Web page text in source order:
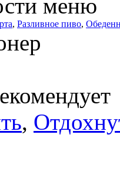
меню
, Разливное пиво,
,